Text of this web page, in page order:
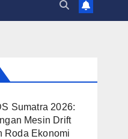
Sumatra 2026:
Mesin Drift
Roda Ekonomi